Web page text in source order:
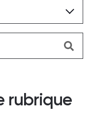
rubrique